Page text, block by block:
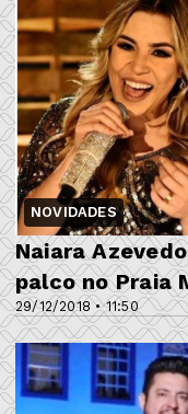
NOVIDADES
29/12/2018 • 11:50
Naiara
palco no Praia